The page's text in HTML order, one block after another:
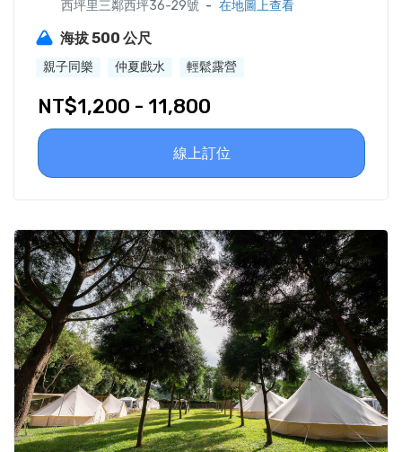
西坪里三鄰西坪36-29號 - 在地圖上查看
海拔 500 公尺
親子同樂 仲夏戲水 輕鬆露營
NT$1,200 - 11,800
線上訂位